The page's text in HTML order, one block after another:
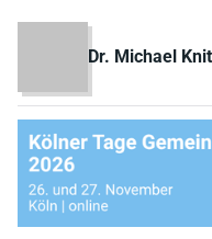
Dr. Michael